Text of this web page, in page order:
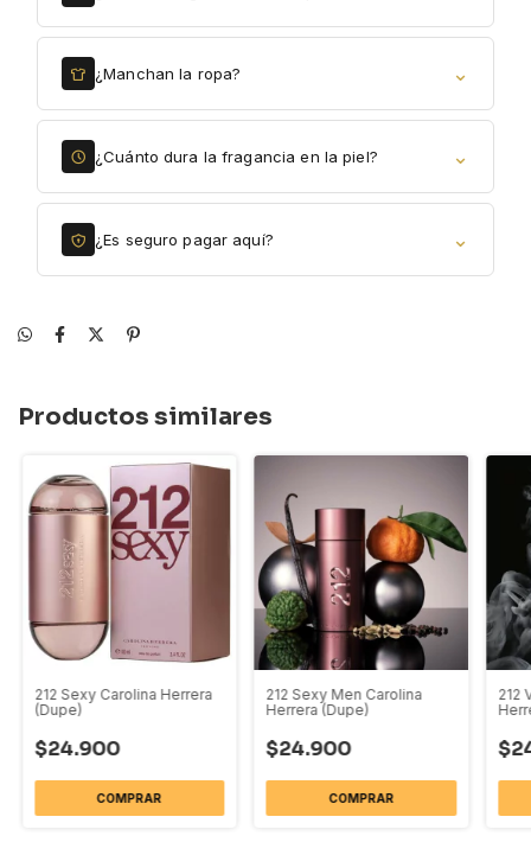
¿Manchan la ropa? ⌄
¿Cuánto dura la fragancia en la piel? ⌄
¿Es seguro pagar aquí? ⌄
Productos similares
212 Sexy Carolina Herrera
(Dupe)
$24.900
COMPRAR
212 Sexy Men Carolina
Herrera (Dupe)
$24.900
COMPRAR
212